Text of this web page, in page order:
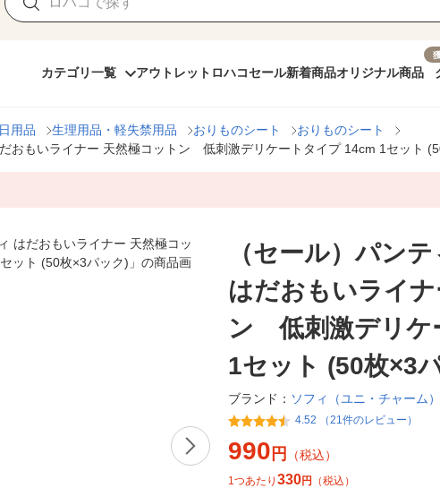
カテゴリ一覧 アウトレット ロハコセール新着商品オリジナル商品
用品 生理用品・軽失禁用品 おりものシート
おりものシート
おもいライナー 天然極コットン 低刺激デリケートタイプ 14cm 1セット
（セール）パン
はだおもいライ
ン 低刺激デリケ
1セット (50枚×3
ブランド： ソフィ（ユニ・チャーム）
4.52 （21件のレビュー）
990 円 （税込）
1つあたり 330円 （税込）